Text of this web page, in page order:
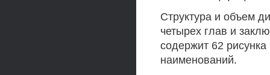
Структура и объем
четырех глав и
содержит 62
наименований.